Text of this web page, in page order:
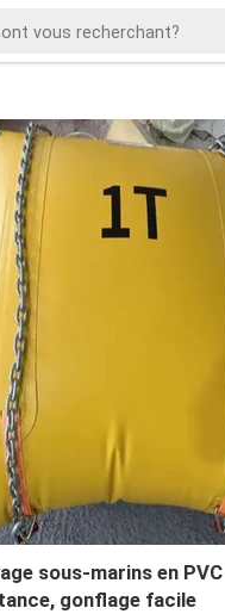
sous-marins en
gonflage facile